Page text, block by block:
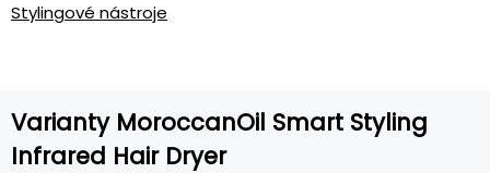
Stylingové nástroje
Varianty MoroccanOil Smart Styling
Infrared Hair Dryer